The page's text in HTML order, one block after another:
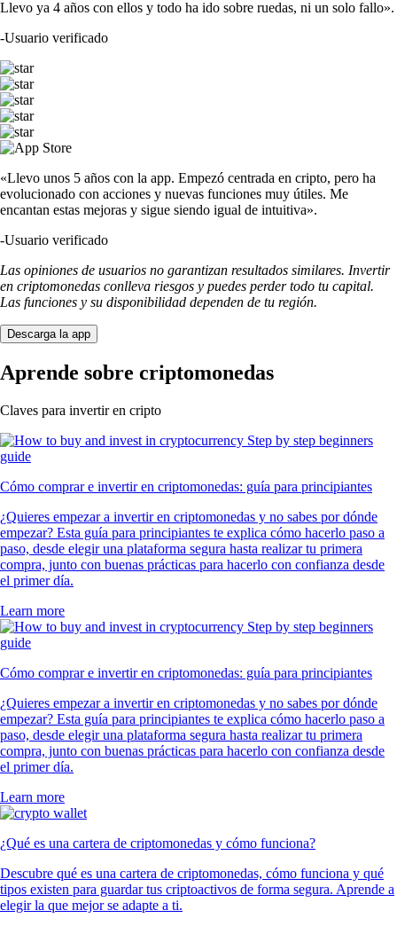
Llevo ya 4 años con ellos y todo ha ido sobre ruedas, ni un solo fallo».
-Usuario verificado
«Llevo unos 5 años con la app. Empezó centrada en cripto, pero ha
evolucionado con acciones y nuevas funciones muy útiles. Me
encantan estas mejoras y sigue siendo igual de intuitiva».
-Usuario verificado
Las opiniones de usuarios no garantizan resultados similares. Invertir
en criptomonedas conlleva riesgos y puedes perder todo tu capital.
Las funciones y su disponibilidad dependen de tu región.
Descarga la app
Aprende sobre criptomonedas
Claves para invertir en cripto
Cómo comprar e invertir en criptomonedas: guía para principiantes
¿Quieres empezar a invertir en criptomonedas y no sabes por dónde
empezar? Esta guía para principiantes te explica cómo hacerlo paso a
paso, desde elegir una plataforma segura hasta realizar tu primera
compra, junto con buenas prácticas para hacerlo con confianza desde
el primer día.
Learn more
Cómo comprar e invertir en criptomonedas: guía para principiantes
¿Quieres empezar a invertir en criptomonedas y no sabes por dónde
empezar? Esta guía para principiantes te explica cómo hacerlo paso a
paso, desde elegir una plataforma segura hasta realizar tu primera
compra, junto con buenas prácticas para hacerlo con confianza desde
el primer día.
Learn more
¿Qué es una cartera de criptomonedas y cómo funciona?
Descubre qué es una cartera de criptomonedas, cómo funciona y qué
tipos existen para guardar tus criptoactivos de forma segura. Aprende a
elegir la que mejor se adapte a ti.